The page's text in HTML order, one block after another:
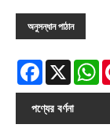
অনুসন্ধান পাঠান
Facebook
X
পণ্যের বর্ণনা